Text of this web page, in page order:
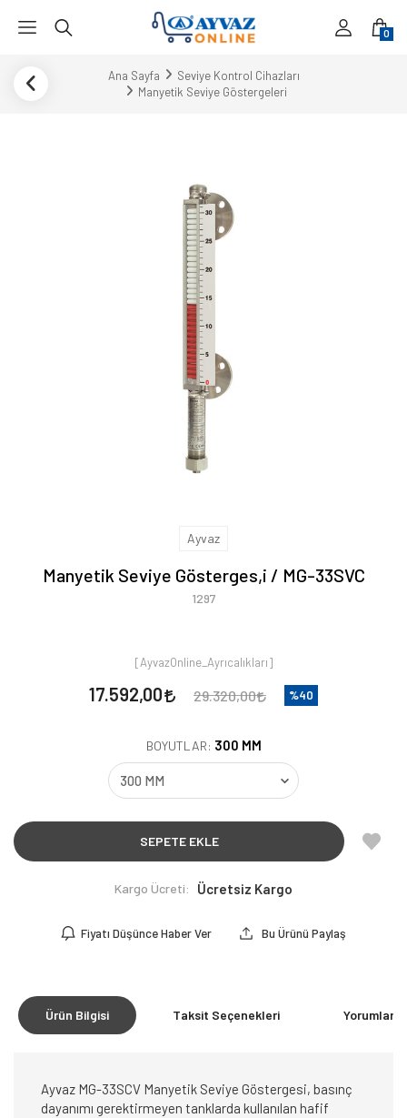
0
Ana Sayfa
Seviye Kontrol Cihazları
Manyetik Seviye Göstergeleri
Ayvaz
Manyetik Seviye Gösterges,i / MG-33SVC
1297
[AyvazOnline_Ayrıcalıkları]
17.592,00 29.320,00 %40
BOYUTLAR: 300 MM
SEPETE EKLE
Kargo Ücreti: Ücretsiz Kargo
Fiyatı Düşünce Haber Ver Bu Ürünü Paylaş
Ürün Bilgisi Taksit Seçenekleri Yorumlar
Ayvaz MG-33SCV Manyetik Seviye Göstergesi, basınç
dayanımı gerektirmeyen tanklarda kullanılan hafif